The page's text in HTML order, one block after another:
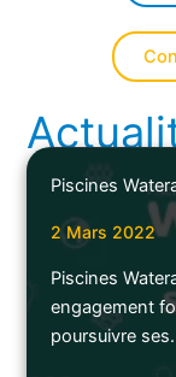
Piscines
2 Mars 2022
Piscines
engagement
poursuivre